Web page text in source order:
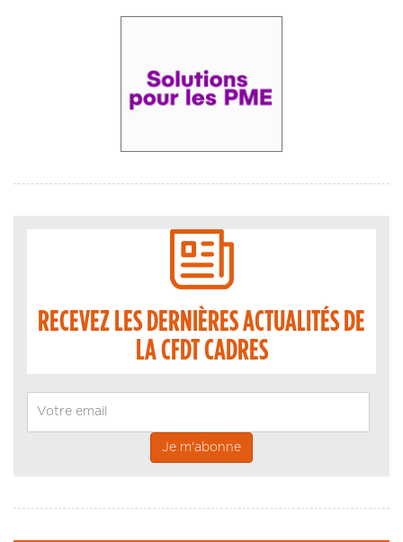
RECEVEZ LES DERNIÈRES ACTUALITÉS DE
LA CFDT CADRES